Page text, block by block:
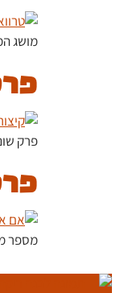
מושג
פרק 3 | קיצור תולדות
פרק
פרק 2 |
מספר